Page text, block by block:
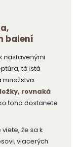
balení
nastavenými
tá istá
množstva.
rovnaká
toho dostanete
že sa k
viacerých